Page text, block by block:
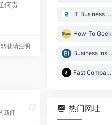
何责
载请注明
新闻
IT Business Edge
How-To Geek
Business Insider
Fast Company
热门网址